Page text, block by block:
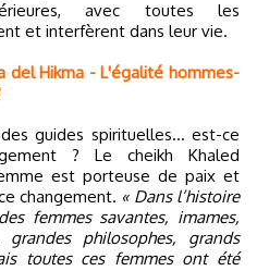
avec toutes les
et interfèrent dans leur vie.
del Hikma - L'égalité hommes-
guides spirituelles… est-ce
? Le cheikh Khaled
est porteuse de paix et
changement. « Dans l’histoire
femmes savantes, imames,
philosophes, grands
toutes ces femmes ont été